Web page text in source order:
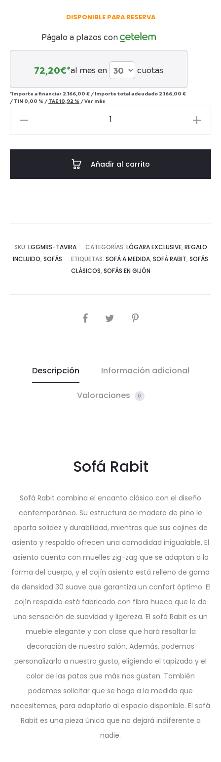
DISPONIBLE PARA RESERVA
Págalo a plazos con
72,20€*al mes en cuotas
*Importe a financiar 2.166,00 € / Importe total adeudado 2.166,00 €
/ TIN 0,00 % / TAE10,92 % /Ver más
Añadir al carrito
SKU: LGGMRS-TAVIRA CATEGORÍAS: LÓGARA EXCLUSIVE, REGALO
INCLUIDO, SOFÁS ETIQUETAS: SOFÁ A MEDIDA, SOFÁ RABIT, SOFÁS
CLÁSICOS, SOFÁS EN GIJÓN
COMPARTIR
Descripción Información adicional
Valoraciones 0
Sofá Rabit
Sofá Rabit combina el encanto clásico con el diseño
contemporáneo. Su estructura de madera de pino le
aporta solidez y durabilidad, mientras que sus cojines de
asiento y respaldo ofrecen una comodidad inigualable. El
asiento cuenta con muelles zig-zag que se adaptan a la
forma del cuerpo, y el cojín asiento está relleno de goma
de densidad 30 suave que garantiza un confort óptimo. El
cojín respaldo está fabricado con fibra hueca que le da
una sensación de suavidad y ligereza. El sofá Rabit es un
mueble elegante y con clase que hará resaltar la
decoración de nuestro salón. Además, podemos
personalizarlo a nuestro gusto, eligiendo el tapizado y el
color de las patas que más nos gusten. También
podemos solicitar que se haga a la medida que
necesitemos, para adaptarlo al espacio disponible. El sofá
Rabit es una pieza única que no dejará indiferente a
nadie.